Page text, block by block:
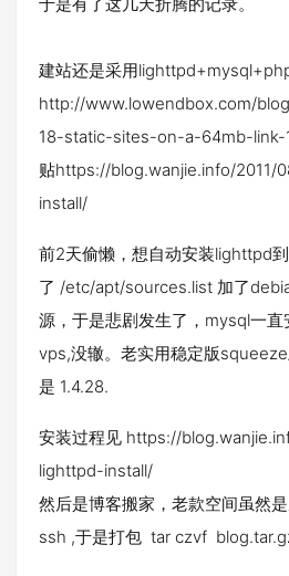
建站还是采用
http://www.lowendbox.com/
18-static-sites-on-a-64mb-link-
贴https://blog.wanjie.info/2011/
install/
前2天偷懒，想自动安装lighttpd
了 /etc/apt/sources.list 加了
源，于是悲剧发生了，mysql一
vps,没辙。老实用稳定版
是 1.4.28.
安装过程见 https://
lighttpd-install/
然后是博客搬家，老款空间虽然
ssh ,于是打包 tar czvf